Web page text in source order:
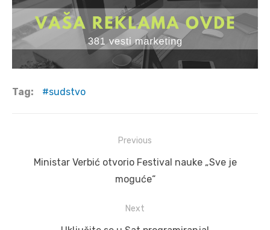
Tag: sudstvo
navigation
Previous
Previous
Ministar Verbić otvorio Festival nauke „Sve je
moguće“
Next